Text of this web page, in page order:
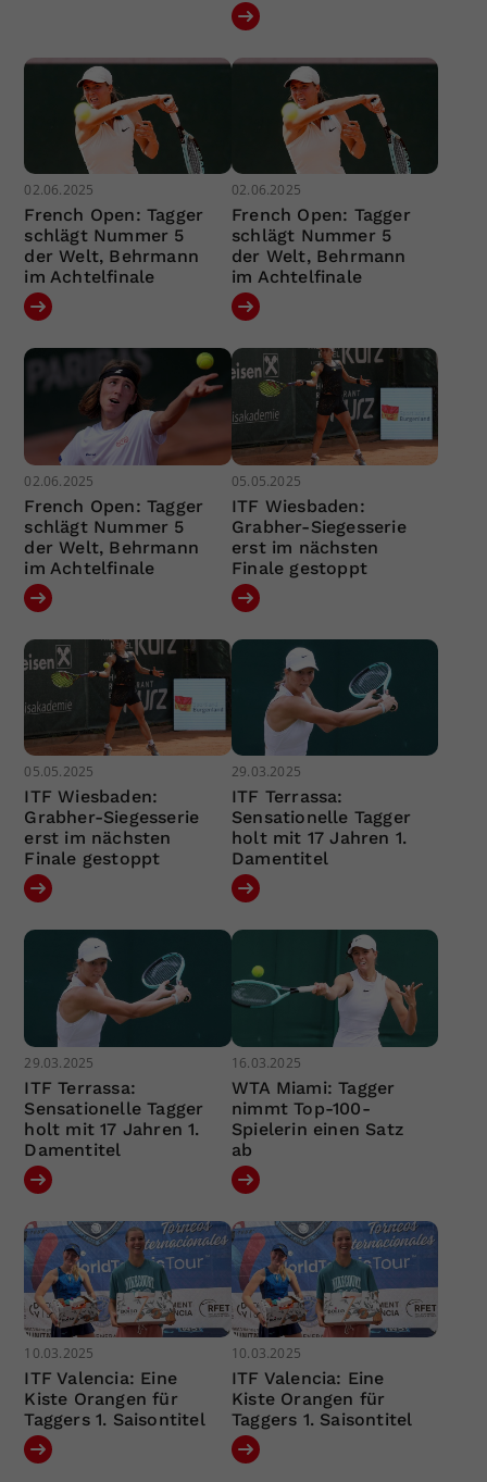
02.06.2025
French Open: Tagger
schlägt Nummer 5
der Welt, Behrmann
im Achtelfinale
02.06.2025
French Open: Tagger
schlägt Nummer 5
der Welt, Behrmann
im Achtelfinale
02.06.2025
French Open: Tagger
schlägt Nummer 5
der Welt, Behrmann
im Achtelfinale
05.05.2025
ITF Wiesbaden:
Grabher-Siegesserie
erst im nächsten
Finale gestoppt
05.05.2025
ITF Wiesbaden:
Grabher-Siegesserie
erst im nächsten
Finale gestoppt
29.03.2025
ITF Terrassa:
Sensationelle Tagger
holt mit 17 Jahren 1.
Damentitel
29.03.2025
ITF Terrassa:
Sensationelle Tagger
holt mit 17 Jahren 1.
Damentitel
16.03.2025
WTA Miami: Tagger
nimmt Top-100-
Spielerin einen Satz
ab
10.03.2025
ITF Valencia: Eine
Kiste Orangen für
Taggers 1. Saisontitel
10.03.2025
ITF Valencia: Eine
Kiste Orangen für
Taggers 1. Saisontitel